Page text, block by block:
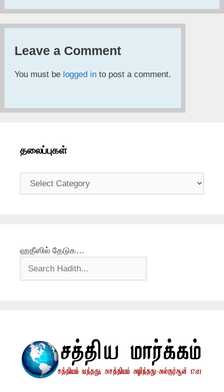
Leave a Comment
You must be logged in to post a comment.
தலைப்புகள்
தலைப்புகள்
ஹதீஸில் தேடுக…